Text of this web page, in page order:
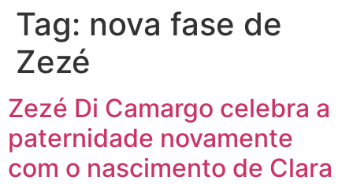
Tag: nova fase de
Zezé
Zezé Di Camargo celebra a
paternidade novamente
com o nascimento de Clara